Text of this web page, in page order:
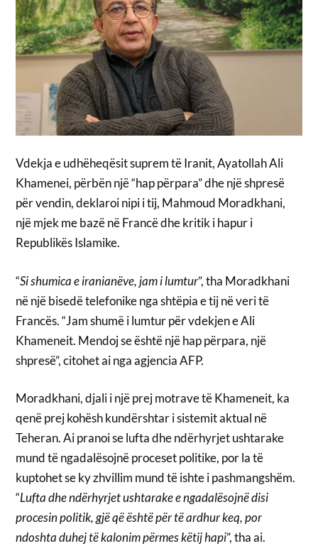
Vdekja e udhëheqësit suprem të Iranit, Ayatollah Ali
Khamenei, përbën një “hap përpara” dhe një shpresë
për vendin, deklaroi nipi i tij, Mahmoud Moradkhani,
një mjek me bazë në Francë dhe kritik i hapur i
Republikës Islamike.
“Si shumica e iranianëve, jam i lumtur”, tha Moradkhani
në një bisedë telefonike nga shtëpia e tij në veri të
Francës. “Jam shumë i lumtur për vdekjen e Ali
Khameneit. Mendoj se është një hap përpara, një
shpresë”, citohet ai nga agjencia AFP.
Moradkhani, djali i një prej motrave të Khameneit, ka
qenë prej kohësh kundërshtar i sistemit aktual në
Teheran. Ai pranoi se lufta dhe ndërhyrjet ushtarake
mund të ngadalësojnë proceset politike, por la të
kuptohet se ky zhvillim mund të ishte i pashmangshëm.
“Lufta dhe ndërhyrjet ushtarake e ngadalësojnë disi
procesin politik, gjë që është për të ardhur keq, por
ndoshta duhej të kalonim përmes këtij hapi”, tha ai.